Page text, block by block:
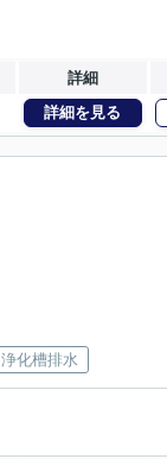
詳細
詳細を見る
浄化槽排水